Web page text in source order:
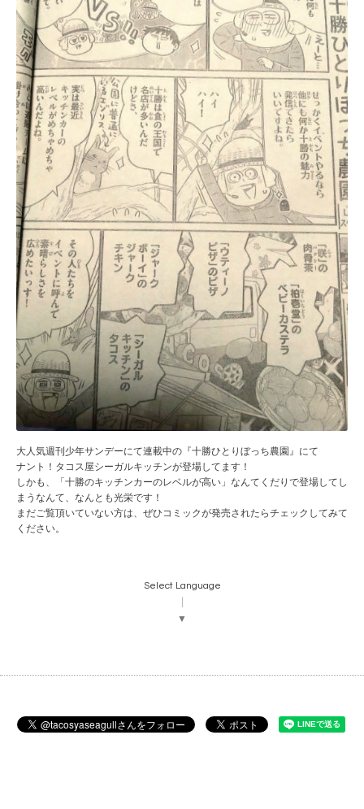
大人気週刊少年サンデーにて連載中の『十勝ひとりぼっち農園』にて
ナント！タコス屋シーガルキッチンが登場してます！
しかも、「十勝のキッチンカーのレベルが高い」なんてくだりで登場してし
まうなんて、なんとも光栄です！
まだご覧頂いていない方は、ぜひコミックが発売されたらチェックしてみて
ください。
Select Language
▼